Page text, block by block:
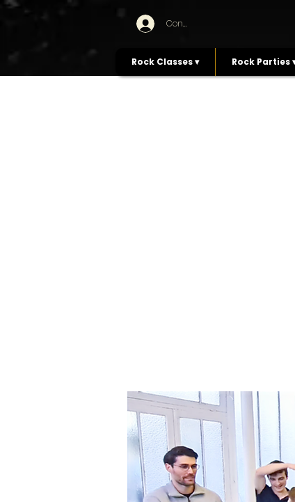
Connexion
Rock Classes ▾ Rock Parties